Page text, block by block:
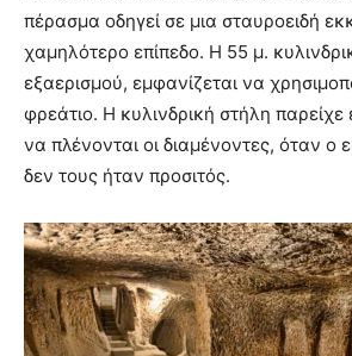
πέρασμα οδηγεί σε μια σταυροειδή
χαμηλότερο επίπεδο. Η 55 μ.
εξαερισμού, εμφανίζεται να
φρεάτιο. Η κυλινδρική στήλη παρείχε
να πλένονται οι διαμένοντες, όταν ο
δεν τους ήταν προσιτός.